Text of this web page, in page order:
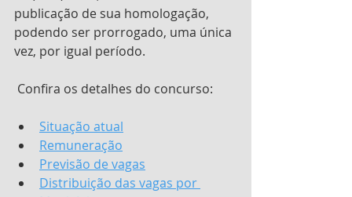
publicação de sua homologação,
podendo ser prorrogado, uma única
vez, por igual período.
Confira os detalhes do concurso:
Situação atual
Remuneração
Previsão de vagas
Distribuição das vagas por